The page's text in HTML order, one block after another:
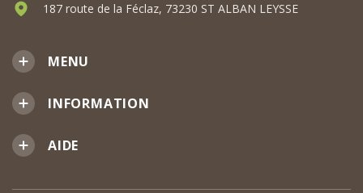
MENU
INFORMATION
AIDE
187 route de la Féclaz, 73230 ST ALBAN LEYSSE